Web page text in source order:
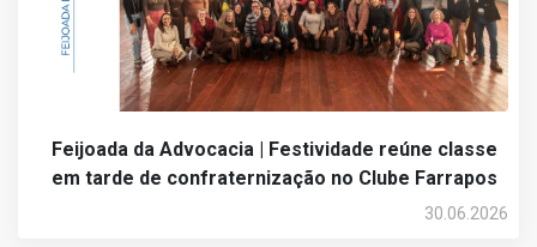
Feijoada da Advocacia | Festividade reúne classe
em tarde de confraternização no Clube Farrapos
30.06.2026